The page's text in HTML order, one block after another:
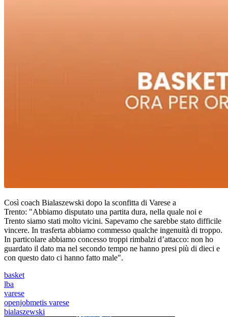
Così coach Bialaszewski dopo la sconfitta di Varese a
Trento: "Abbiamo disputato una partita dura, nella quale noi e
Trento siamo stati molto vicini. Sapevamo che sarebbe stato difficile
vincere. In trasferta abbiamo commesso qualche ingenuità di troppo.
In particolare abbiamo concesso troppi rimbalzi d’attacco: non ho
guardato il dato ma nel secondo tempo ne hanno presi più di dieci e
con questo dato ci hanno fatto male".
basket
lba
varese
openjobmetis varese
bialaszewski